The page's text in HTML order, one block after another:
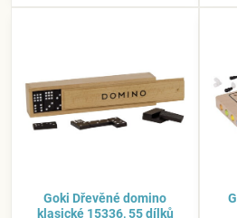
Goki Dřevěné domino
klasické 15336, 55 dílků